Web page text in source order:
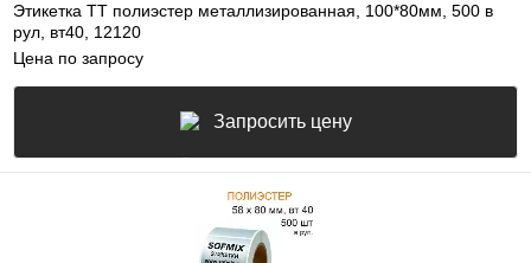
Этикетка ТТ полиэстер металлизированная, 100*80мм, 500 в
рул, вт40, 12120
Цена по запросу
Запросить цену